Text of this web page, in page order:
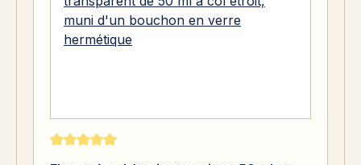
Note moyenne de 5 sur 5 étoiles